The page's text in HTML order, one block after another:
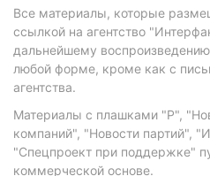
Все материалы, которые
ссылкой на агентство
дальнейшему
любой форме, кроме как с
агентства.
Материалы с плашками "Р",
компаний", "Новости партий",
"Спецпроект при поддержке"
коммерческой основе.